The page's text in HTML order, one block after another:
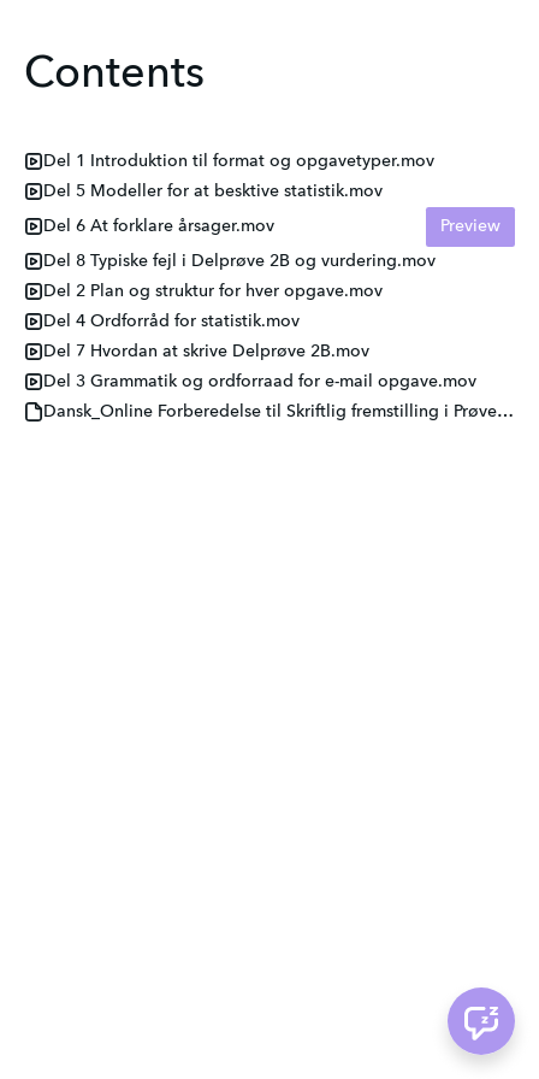
Contents
Del 1 Introduktion til format og opgavetyper.mov
Del 5 Modeller for at besktive statistik.mov
Del 6 At forklare årsager.mov Preview
Del 8 Typiske fejl i Delprøve 2B og vurdering.mov
Del 2 Plan og struktur for hver opgave.mov
Del 4 Ordforråd for statistik.mov
Del 7 Hvordan at skrive Delprøve 2B.mov
Del 3 Grammatik og ordforraad for e-mail opgave.mov
Dansk_Online Forberedelse til Skriftlig fremstilling i Prøve i Dansk 3.pdf